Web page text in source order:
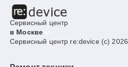
Сервисный центр
в Москве
Сервисный центр re:device (c) 2026